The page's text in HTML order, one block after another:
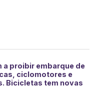
a proibir embarque de
ciclomotores e
Bicicletas tem novas